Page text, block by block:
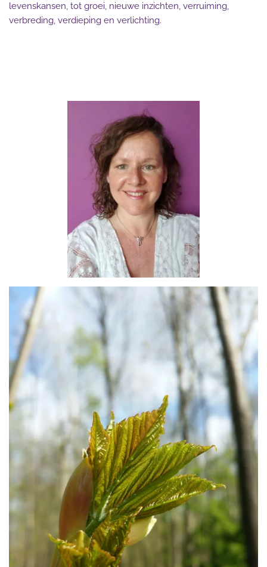
levenskansen, tot groei, nieuwe inzichten, verruiming,
verbreding, verdieping en verlichting.